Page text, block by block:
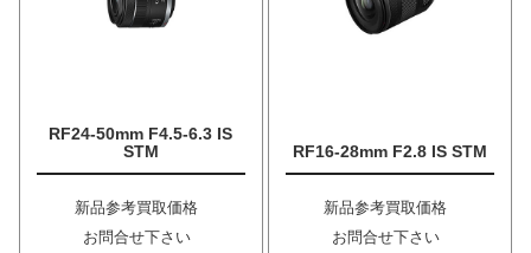
RF24-50mm F4.5-6.3 IS
STM
新品参考買取価格
お問合せ下さい
RF16-28mm F2.8 IS STM
新品参考買取価格
お問合せ下さい